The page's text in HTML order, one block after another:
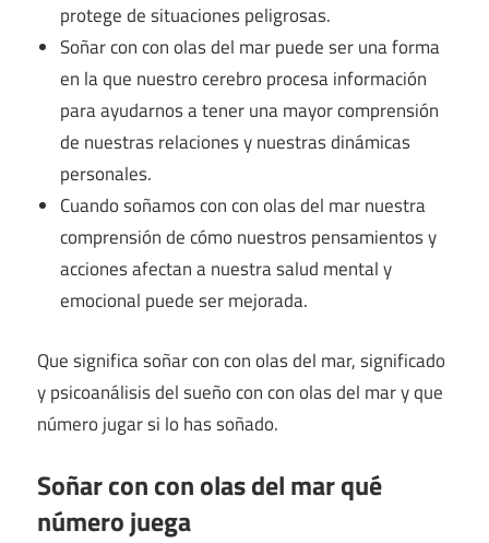
protege de situaciones peligrosas.
Soñar con con olas del mar puede ser una forma
en la que nuestro cerebro procesa información
para ayudarnos a tener una mayor comprensión
de nuestras relaciones y nuestras dinámicas
personales.
Cuando soñamos con con olas del mar nuestra
comprensión de cómo nuestros pensamientos y
acciones afectan a nuestra salud mental y
emocional puede ser mejorada.
Que significa soñar con con olas del mar, significado
y psicoanálisis del sueño con con olas del mar y que
número jugar si lo has soñado.
Soñar con con olas del mar qué
número juega